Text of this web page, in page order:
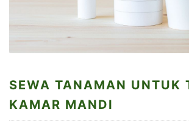
SEWA TANAMAN UNTUK
KAMAR MANDI